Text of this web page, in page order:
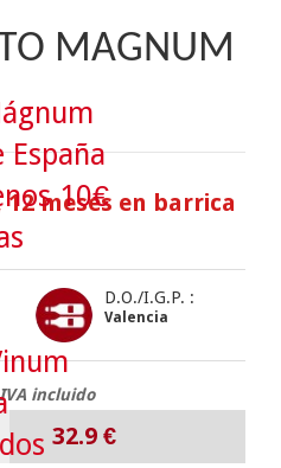
MAGNUM
meses en barrica
D.O./I.G.P. :
Valencia
incluido
32.9 €
España
10€